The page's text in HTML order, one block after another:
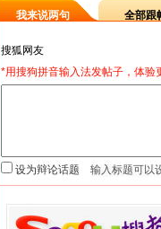
我来说两句 全部跟
*用搜狗拼音输入法发帖子，体验
设为辩论话题